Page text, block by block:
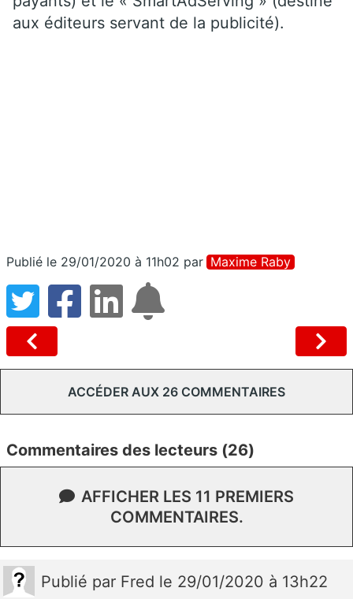
aux éditeurs servant de la publicité).
Publié le 29/01/2020 à 11h02 par Maxime Raby
ACCÉDER AUX 26 COMMENTAIRES
Commentaires des lecteurs (26)
AFFICHER LES 11 PREMIERS
COMMENTAIRES.
Publié par Fred le 29/01/2020 à 13h22